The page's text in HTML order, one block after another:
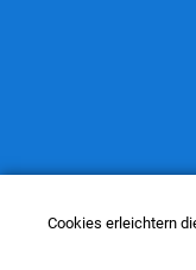
Cookies erleichtern